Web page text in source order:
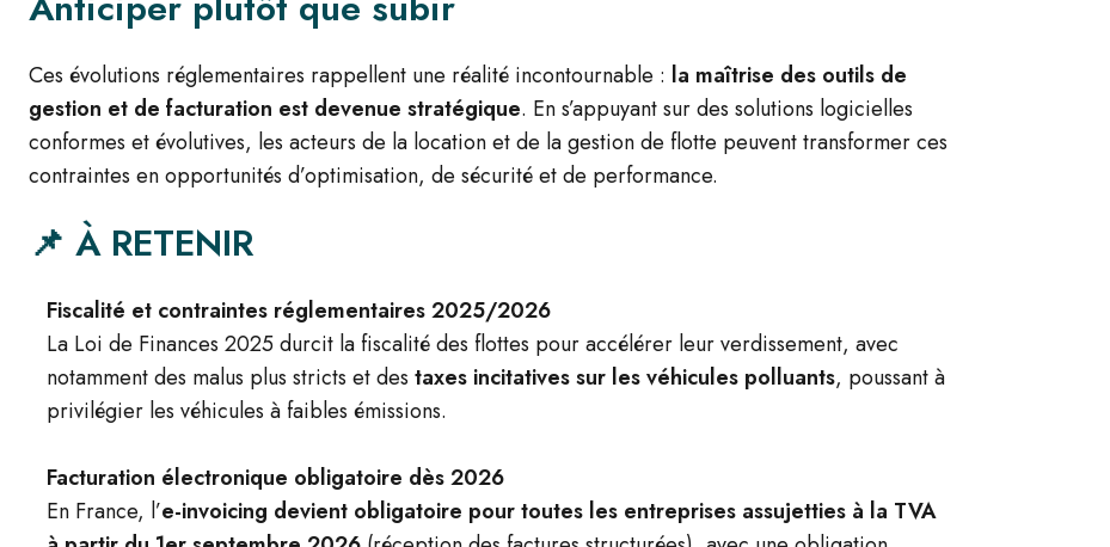
Ces évolutions réglementaires rappellent une réalité incontournable : la maîtrise des outils de
gestion et de facturation est devenue stratégique. En s’appuyant sur des solutions logicielles
conformes et évolutives, les acteurs de la location et de la gestion de flotte peuvent transformer ces
contraintes en opportunités d’optimisation, de sécurité et de performance.
📌 À RETENIR
Fiscalité et contraintes réglementaires 2025/2026
La Loi de Finances 2025 durcit la fiscalité des flottes pour accélérer leur verdissement, avec
notamment des malus plus stricts et des taxes incitatives sur les véhicules polluants, poussant à
privilégier les véhicules à faibles émissions.
Facturation électronique obligatoire dès 2026
En France, l’e-invoicing devient obligatoire pour toutes les entreprises assujetties à la TVA